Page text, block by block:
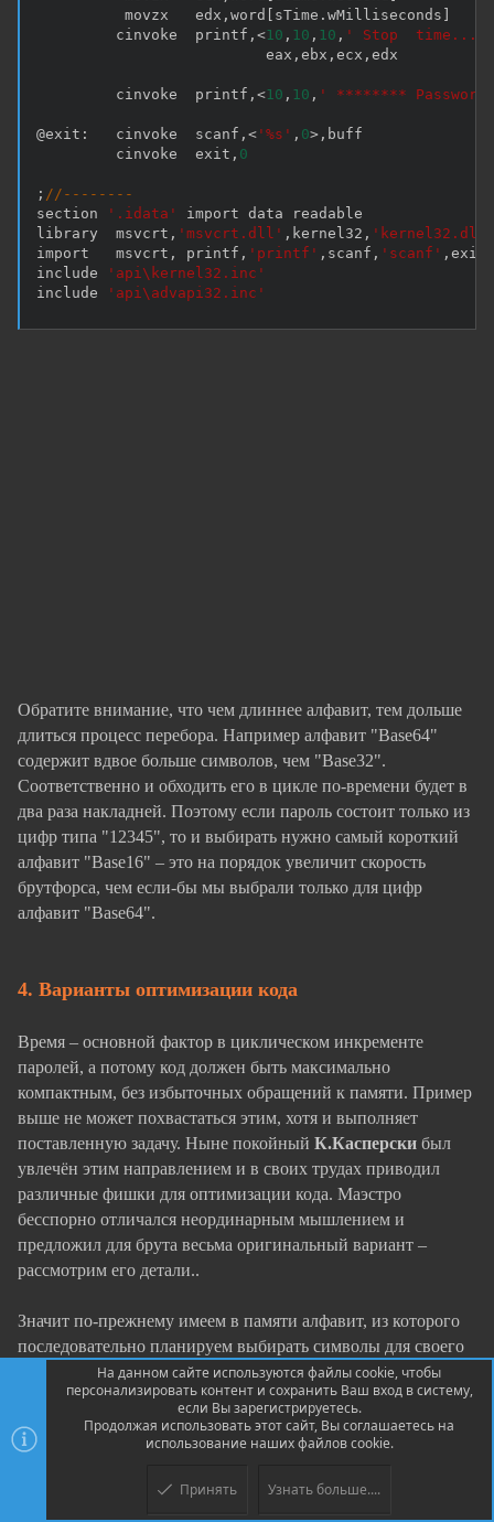
          movzx   edx
, word sTime . wMilliseconds
         cinvoke  printf
, <10 , 10 , 10 , ' Stop  time......:
                          eax
, ebx , ecx , edx
         cinvoke  printf
, <10 , 10 , ' ********
@exit :
   cinvoke  scanf
, < '%s' , 0> , buff
         cinvoke  exit
, 0
; //--------
section
'.idata'
import data readable
library  msvcrt , 'msvcrt.dll' , kernel32 , 'kernel32.dll'
import   msvcrt , printf , 'printf' , scanf , 'scanf' , exit
include
'api\kernel32.inc'
include
'api\advapi32.inc'
Обратите внимание, что чем длиннее алфавит, тем дольше
длиться процесс перебора. Например алфавит "Base64"
содержит вдвое больше символов, чем "Base32".
Соответственно и обходить его в цикле по-времени будет в
два раза накладней. Поэтому если пароль состоит только из
цифр типа "12345", то и выбирать нужно самый короткий
алфавит "Base16" – это на порядок увеличит скорость
брутфорса, чем если-бы мы выбрали только для цифр
алфавит "Base64".
4. Варианты оптимизации кода
Время – основной фактор в циклическом инкременте
паролей, а потому код должен быть максимально
компактным, без избыточных обращений к памяти. Пример
выше не может похвастаться этим, хотя и выполняет
поставленную задачу. Ныне покойный К.Касперски был
увлечён этим направлением и в своих трудах приводил
различные фишки для оптимизации кода. Маэстро
бесспорно отличался неординарным мышлением и
предложил для брута весьма оригинальный вариант –
рассмотрим его детали..
Значит по-прежнему имеем в памяти алфавит, из которого
последовательно планируем выбирать символы для своего
пароля. Здесь,мыщъхпосоветовал выстрелить дробью и
сразу убить стаю куропаток по такому алго. Мы знаем, что
первым символом в алфавите является "А" с кодом
41h=65
. А что если использовать код очередного символа,
алфавит должен иметь строго определённый формат, зато
На данном сайте используются файлы cookie, чтобы
персонализировать контент и сохранить Ваш вход в систему,
если Вы зарегистрируетесь.
Продолжая использовать этот сайт, Вы соглашаетесь на
использование наших файлов cookie.
Принять Узнать больше....